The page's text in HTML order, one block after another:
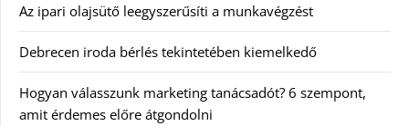
Az ipari olajsütő leegyszerűsíti a munkavégzést
Debrecen iroda bérlés tekintetében kiemelkedő
Hogyan válasszunk marketing tanácsadót? 6 szempont,
amit érdemes előre átgondolni